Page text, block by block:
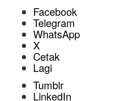
Facebook
Telegram
WhatsApp
X
Cetak
Lagi
Tumblr
LinkedIn